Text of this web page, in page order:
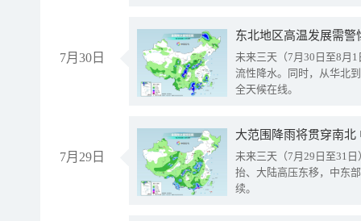
7月30日
东北地区高温发展需
未来三天（7月30日至8月
流性降水。同时，从华北
全天候在线。
7月29日
大范围降雨将贯穿南
未来三天（7月29日至31
抬、大陆高压东移，中东
续。